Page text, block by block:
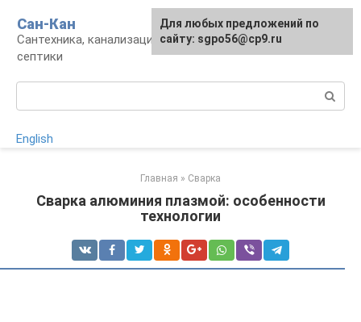
контенту
Сан-Кан
Сантехника, канализация, водопровод,
септики
English
Главная » Сварка
Сварка алюминия плазмой: особенности
технологии
Для любых предложений по
сайту: sgpo56@cp9.ru